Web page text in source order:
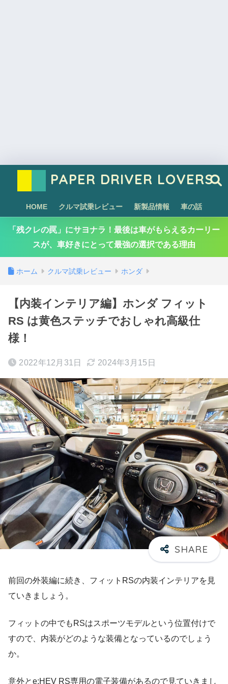
PAPER DRIVER LOVERS
HOME クルマ試乗レビュー 新製品情報 車の話
「残クレの罠」にサヨナラ！最後は車がもらえるカーリー
スが、車好きにとって最強の選択である理由
ホーム クルマ試乗レビュー ホンダ
【内装インテリア編】ホンダ フィット
RS は黄色ステッチでおしゃれ高級仕
様！
2022年12月31日 2024年3月15日
前回の外装編に続き、フィットRSの内装インテリアを見
ていきましょう。
フィットの中でもRSはスポーツモデルという位置付けで
すので、内装がどのような装備となっているのでしょう
か。
意外とe:HEV RS専用の電子装備があるので見ていきまし